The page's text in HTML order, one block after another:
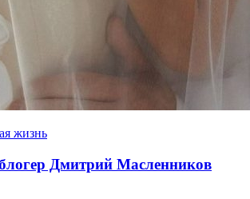
жизнь
Дмитрий Масленников